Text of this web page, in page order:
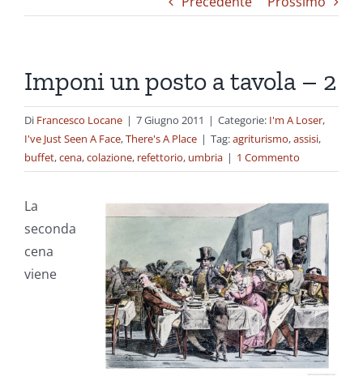
Imponi un posto a tavola – 2
Di Francesco Locane | 7 Giugno 2011 | Categorie: I'm A Loser,
I've Just Seen A Face,There's A Place | Tag:agriturismo,assisi,
buffet,cena,colazione, refettorio, umbria | 1 Commento
La
seconda
cena
viene